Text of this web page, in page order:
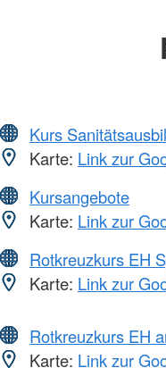
Kurs
Karte: Link zur
Kursangebote
Karte: Link zur
Rotkreuzkurs EH
Karte: Link zur
Rotkreuzkurs EH
Karte: Link zur